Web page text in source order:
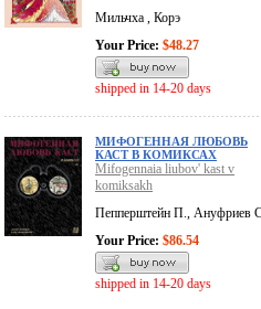
Мильчха , Корэ
Your Price: $48.27
shipped in 14-20 days
МИФОГЕННАЯ ЛЮБОВЬ
КАСТ В КОМИКСАХ
Mifogennaia liubov' kast v
komiksakh
Пепперштейн П., Ануфриев
Your Price: $86.54
shipped in 14-20 days